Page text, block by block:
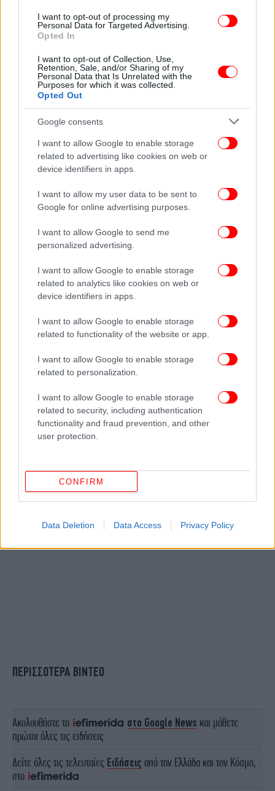
I want to opt-out of processing my
Personal Data for Targeted Advertising.
Opted In
I want to opt-out of Collection, Use,
Retention, Sale, and/or Sharing of my
Personal Data that Is Unrelated with the
Purposes for which it was collected.
Opted Out
Google consents
I want to allow Google to enable storage
related to advertising like cookies on web or
device identifiers in apps.
I want to allow my user data to be sent to
Google for online advertising purposes.
I want to allow Google to send me
personalized advertising.
I want to allow Google to enable storage
related to analytics like cookies on web or
device identifiers in apps.
I want to allow Google to enable storage
related to functionality of the website or app.
I want to allow Google to enable storage
related to personalization.
I want to allow Google to enable storage
related to security, including authentication
functionality and fraud prevention, and other
user protection.
CONFIRM
Data Deletion Data Access Privacy Policy
Ο προημιτελικός θα γίνει αύριο Τετάρτη (1/8) και
πιθανότατα θα διεξαχθεί στο ίδιο γήπεδο -το
Philippe Chatrier δηλαδή.
ΠΕΡΙΣΣΟΤΕΡΑ ΒΙΝΤΕΟ
Ακολουθήστε το στο Google News και μάθετε
πρώτοι όλες τις ειδήσεις
Δείτε όλες τις τελευταίες Ειδήσεις από την Ελλάδα και τον Κόσμο,
στο